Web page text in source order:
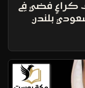
كراعٍ فضي في
بلندن